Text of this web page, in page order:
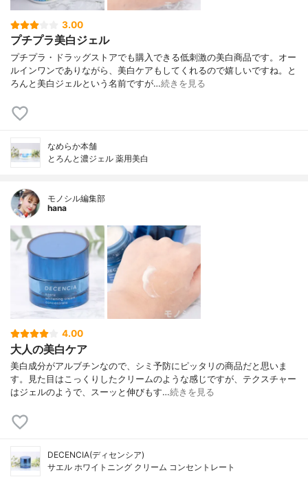
3.00
プチプラ美白ジェル
プチプラ・ドラッグストアでも購入できる低刺激の美白商品です。オー
ルインワンでありながら、美白ケアもしてくれるので嬉しいですね。と
ろんと美白ジェルという名前ですが…続きを見る
なめらか本舗
とろんと濃ジェル 薬用美白
モノシル編集部
hana
4.00
大人の美白ケア
美白成分がアルブチンなので、シミ予防にピッタリの商品だと思いま
す。見た目はこっくりしたクリームのような感じですが、テクスチャー
はジェルのようで、スーッと伸びもす…続きを見る
DECENCIA(ディセンシア)
サエル ホワイトニング クリーム コンセントレート